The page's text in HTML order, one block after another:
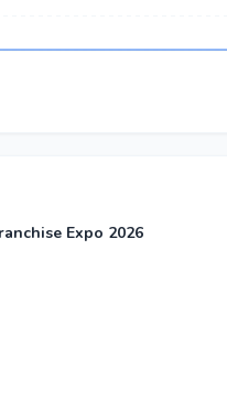
Expo 2026